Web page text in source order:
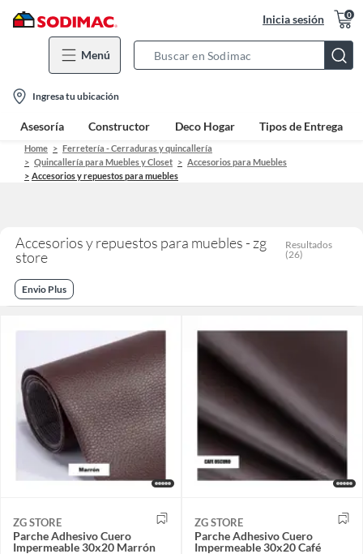
Inicia sesión 0
Menú
Bar
location-
icon
Ingresa tu ubicación
Asesoría Constructor Deco Hogar Tipos de Entrega
Home
Ferretería - Cerraduras y quincallería
Quincallería para Muebles y Closet
Accesorios para Muebles
Accesorios y repuestos para muebles
Accesorios y repuestos para muebles - zg
store
Resultados
(26)
Envio Plus
ZG STORE
Parche Adhesivo Cuero
Impermeable 30x20 Marrón
ZG STORE
Parche Adhesivo Cuero
Impermeable 30x20 Café